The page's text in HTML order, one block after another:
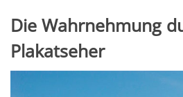
Die Wahrnehmung
Plakatseher